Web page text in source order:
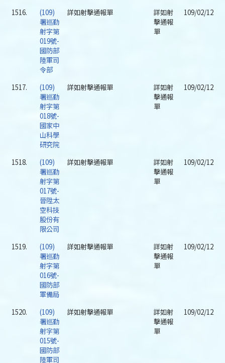
1516.
(109)
署巡勤
射字第
019號-
國防部
陸軍司
令部
詳如射擊通報單
詳如射
擊通報
單
109/02/12
1517.
(109)
署巡勤
射字第
018號-
國家中
山科學
研究院
詳如射擊通報單
詳如射
擊通報
單
109/02/12
1518.
(109)
署巡勤
射字第
017號-
晉陞太
空科技
股份有
限公司
詳如射擊通報單
詳如射
擊通報
單
109/02/12
1519.
(109)
署巡勤
射字第
016號-
國防部
軍備局
詳如射擊通報單
詳如射
擊通報
單
109/02/12
1520.
(109)
署巡勤
射字第
015號-
國防部
陸軍司
詳如射擊通報單
詳如射
擊通報
單
109/02/12